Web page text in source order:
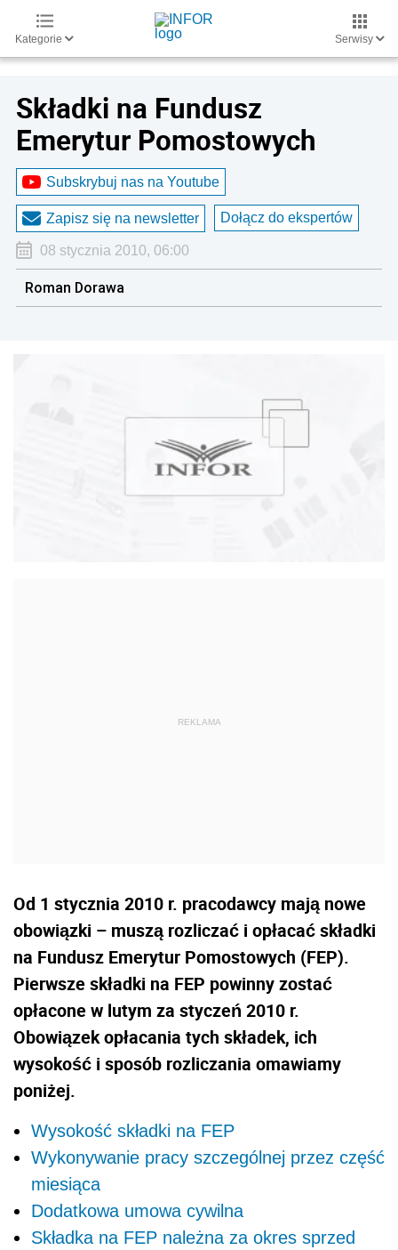
Kategorie Serwisy
Składki na Fundusz
Emerytur Pomostowych
Subskrybuj nas na Youtube
Zapisz się na newsletter Dołącz do ekspertów
08 stycznia 2010, 06:00
Roman Dorawa
Od 1 stycznia 2010 r. pracodawcy mają nowe
obowiązki – muszą rozliczać i opłacać składki
na Fundusz Emerytur Pomostowych (FEP).
Pierwsze składki na FEP powinny zostać
opłacone w lutym za styczeń 2010 r.
Obowiązek opłacania tych składek, ich
wysokość i sposób rozliczania omawiamy
poniżej.
Wysokość składki na FEP
Wykonywanie pracy szczególnej przez część
miesiąca
Dodatkowa umowa cywilna
Składka na FEP należna za okres sprzed